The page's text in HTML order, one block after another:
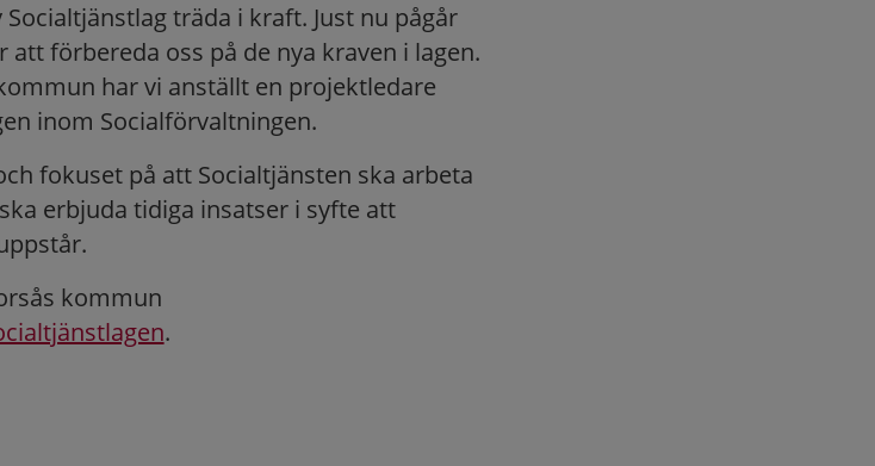
träda i kraft. Just nu pågår
förbereda oss på de nya kraven i lagen.
har vi anställt en projektledare
inom Socialförvaltningen.
fokuset på att Socialtjänsten ska arbeta
erbjuda tidiga insatser i syfte att
kommun
.